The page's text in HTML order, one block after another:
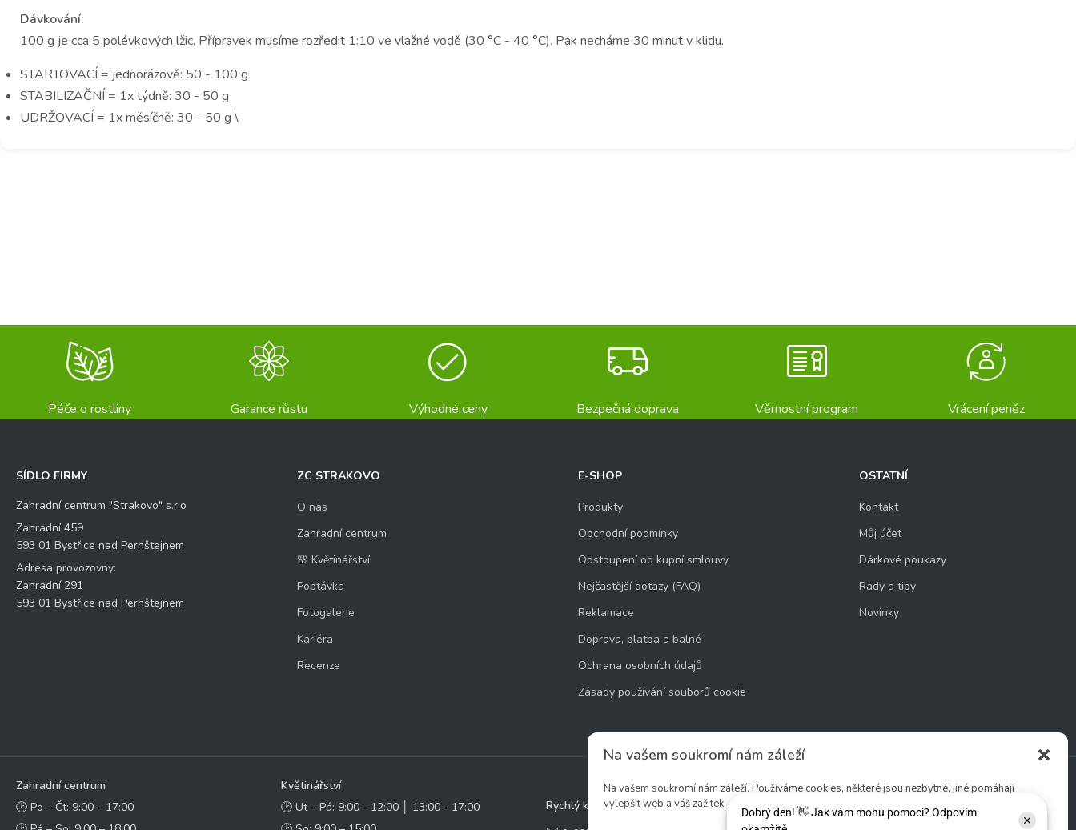
Na vašem soukromí nám záleží
Na vašem soukromí nám záleží. Používáme cookies, některé jsou nezbytné, jiné pomáhají
vylepšit web a váš zážitek.
Dávkování:
100 g je cca 5 polévkových lžic. Přípravek musíme rozředit 1:10 ve vlažné vodě (30 °C - 40 °C). Pak necháme 30 minut v klidu.
STARTOVACÍ = jednorázově: 50 - 100 g
STABILIZAČNÍ = 1x týdně: 30 - 50 g
UDRŽOVACÍ = 1x měsíčně: 30 - 50 g \
Péče o rostliny Garance růstu Výhodné ceny Bezpečná doprava Věrnostní program Vrácení peněz
SÍDLO FIRMY
Zahradní centrum "Strakovo" s.r.o
Zahradní 459
593 01 Bystřice nad Pernštejnem
Adresa provozovny:
Zahradní 291
593 01 Bystřice nad Pernštejnem
ZC STRAKOVO
O nás
Zahradní centrum
🌸 Květinářství
Poptávka
Fotogalerie
Kariéra
Recenze
E-SHOP
Produkty
Obchodní podmínky
Odstoupení od kupní smlouvy
Nejčastější dotazy (FAQ)
Reklamace
Doprava, platba a balné
Ochrana osobních údajů
Zásady používání souborů cookie
OSTATNÍ
Kontakt
Můj účet
Dárkové poukazy
Rady a tipy
Novinky
Zahradní centrum
🕑 Po – Čt: 9:00 – 17:00
Květinářství
🕑 Ut – Pá: 9:00 - 12:00 │ 13:00 - 17:00
Rychlý kontakt:
Sledujte nás: